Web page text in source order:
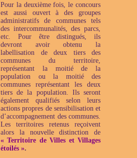
Pour la deuxième fois, le concours
est aussi ouvert à des groupes
administratifs de communes tels
des intercommunalités, des parcs,
etc. Pour être distingués, ils
devront avoir obtenu la
labellisation de deux tiers des
communes du territoire,
représentant la moitié de la
population ou la moitié des
communes représentant les deux
tiers de la population. Ils seront
également qualifiés selon leurs
actions propres de sensibilisation et
d’accompagnement des communes.
Les territoires retenus reçoivent
alors la nouvelle distinction de
« Territoire de Villes et Villages
étoilés ».